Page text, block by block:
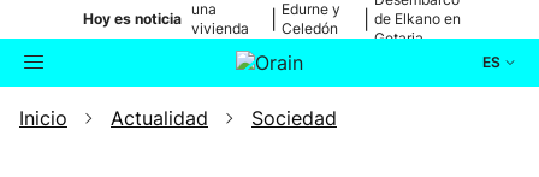
Hoy es noticia
una
vivienda
de Bilbao
Edurne y
Celedón
de Elkano en
Getaria
ES
Buscador Actualidad
Inicio Actualidad Sociedad